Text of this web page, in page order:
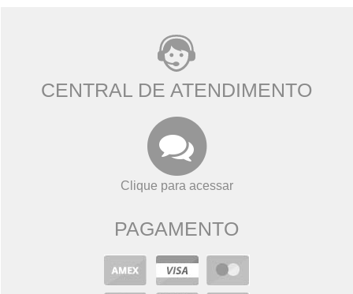
CENTRAL DE ATENDIMENTO
Clique para acessar
PAGAMENTO